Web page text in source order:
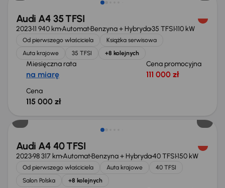
Audi A4 35 TFSI
202311 940 kmAutomatBenzyna + Hybryda35 TFSI110 kW
Od pierwszego właściciela
Książka serwisowa
Auta krajowe
35 TFSI +8 kolejnych
Miesięczna rata
na miarę
Cena promocyjna
111 000 zł
Cena
115 000 zł
Taniej o 2 000 zł
Audi A4 40 TFSI
202398 317 kmAutomatBenzyna + Hybryda40 TFSI150 kW
Od pierwszego właściciela Auta krajowe
40 TFSI
Salon Polska
+8 kolejnych